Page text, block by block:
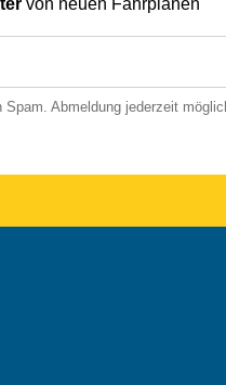
Abmeldung jederzeit